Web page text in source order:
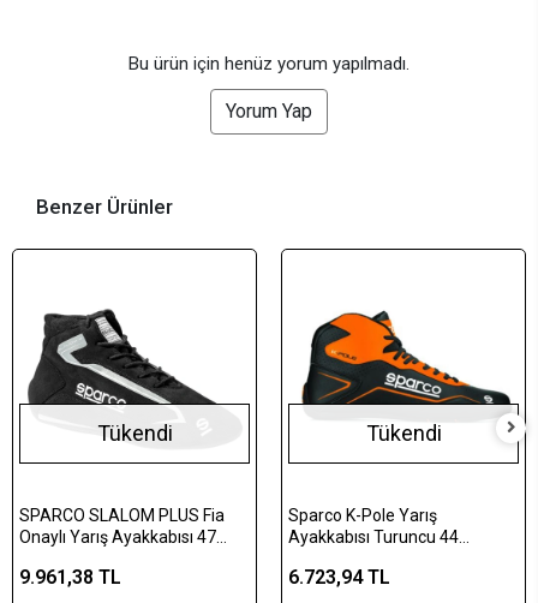
Bu ürün için henüz yorum yapılmadı.
Yorum Yap
Benzer Ürünler
Tükendi
SPARCO SLALOM PLUS Fia
Onaylı Yarış Ayakkabısı 47
9.961,38 TL
Tükendi
Sparco K-Pole Yarış
Ayakkabısı Turuncu 44
6.723,94 TL